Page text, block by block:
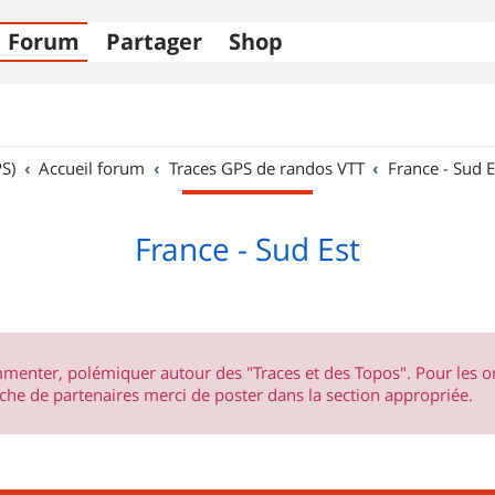
Forum Partager Shop
Accueil forum Traces GPS de randos VTT France - Sud
France - Sud Est
polémiquer autour des "Traces et des Topos". Pour les
de partenaires merci de poster dans la section appropriée.